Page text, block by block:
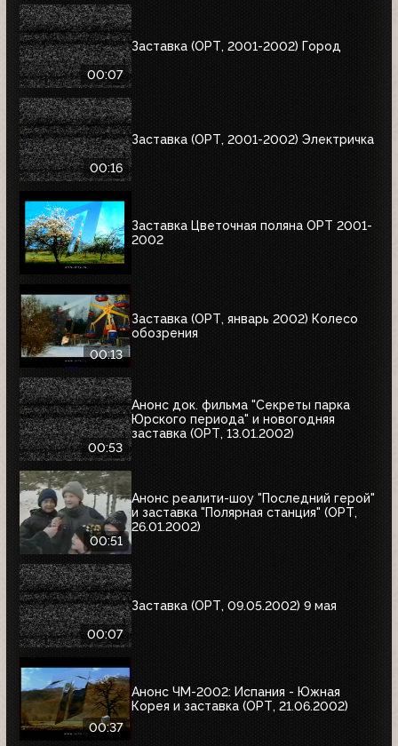
00:07
Заставка (ОРТ, 2001-2002) Город
00:16
Заставка (ОРТ, 2001-2002) Электричка
Заставка Цветочная поляна ОРТ 2001-
2002
00:13
Заставка (ОРТ, январь 2002) Колесо
обозрения
00:53
Анонс док. фильма "Секреты парка
Юрского периода" и новогодняя
заставка (ОРТ, 13.01.2002)
00:51
Анонс реалити-шоу "Последний герой"
и заставка "Полярная станция" (ОРТ,
26.01.2002)
00:07
Заставка (ОРТ, 09.05.2002) 9 мая
00:37
Анонс ЧМ-2002: Испания - Южная
Корея и заставка (ОРТ, 21.06.2002)